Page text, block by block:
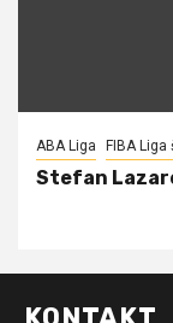
ABA Liga FIBA Liga
Stefan